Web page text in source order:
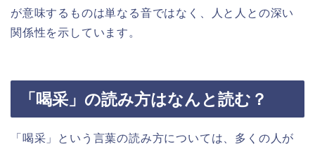
が意味するものは単なる音ではなく、人と人との深い
関係性を示しています。
「喝采」の読み方はなんと読む？
「喝采」という言葉の読み方については、多くの人が